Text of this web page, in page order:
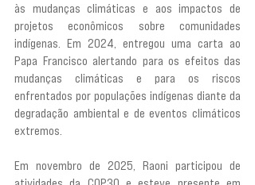
às mudanças climáticas e aos impactos de
projetos econômicos sobre comunidades
indígenas. Em 2024, entregou uma carta ao
Papa Francisco alertando para os efeitos das
mudanças climáticas e para os riscos
enfrentados por populações indígenas diante da
degradação ambiental e de eventos climáticos
extremos.
Em novembro de 2025, Raoni participou de